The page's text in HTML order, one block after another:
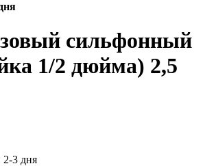
сильфонный
1/2 дюйма) 2,5
2-3 дня